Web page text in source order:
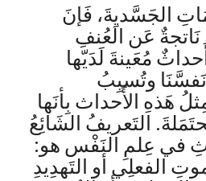
الجَسَّديِةَ، فَإنَ
عَن العُنفِ
مُعَينةَ لَدَيّها
وتُسبِبُ
هَذهِ الأَحداث بِأنَها
التَعريفُ الشَائِعُ
في عِلمِ النَفْس هو:
الفعلِي أو التَهدِيدِ